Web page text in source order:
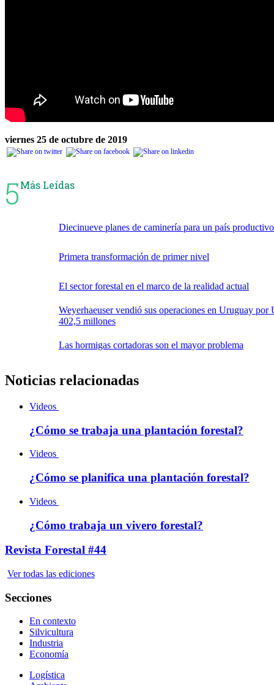
viernes 25 de octubre de 2019
5Más Leídas
Diecinueve planes de caminería para un país productivo
Primera transformación de primer nivel
El sector forestal en el marco de la realidad actual
Weyerhaeuser vendió sus operaciones en Uruguay por
402,5 millones
Las hormigas cortadoras son el mayor problema
Noticias relacionadas
Videos
¿Cómo se trabaja una plantación forestal?
Videos
¿Cómo se planifica una plantación forestal?
Videos
¿Cómo trabaja un vivero forestal?
Revista Forestal #44
Ver todas las ediciones
Secciones
En contexto
Silvicultura
Industria
Economía
Logística